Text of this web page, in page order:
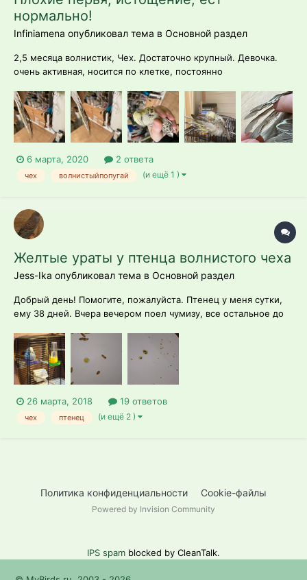
нормально!
Infiniamena опубликовал тема в Основной раздел
2,5 месяца волнистик, Чех. Достаточно крупный. Девочка.
очень активная, носится по клетке, постоянно
Пришлось даже убрать держатели для фруктов, засовывала
туда голову... Живет в своей клетке, в спальне. Второй
попугай (взрослый, живет в го...
6 марта, 2020 2 ответа
чех волнистыйпопугай (и ещё 1 )
Желтые ураты у птенца волнистого чеха
Jess-Ika опубликовал тема в Основной раздел
Добрый день! Помогите, пожалуйста. Птенец у меня сутки,
ему 38 дней. Вчера вечером поел чумизу, все остальное до
цвет помета: моча стала желтая. Сегодня напоила водой с
глюкозой, несколько раз сходил нормальным цветом.
Пыталась дать каши в...
26 марта, 2018 19 ответов
чех птенец (и ещё 2 )
Политика конфиденциальности Cookie-файлы
Powered by Invision Community
IPS spam blocked by CleanTalk.